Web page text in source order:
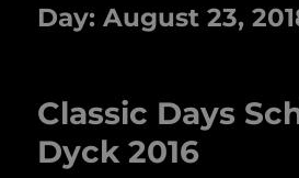
Day:August 23,
Classic Days
Dyck 2016